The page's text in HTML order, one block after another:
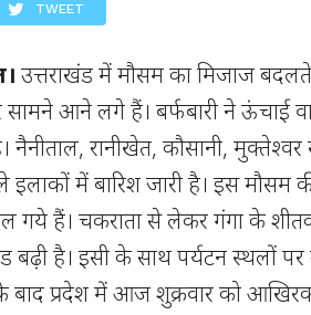
TWEET
उत्तराखंड में मौसम का मिजाज बदलते
आने लगे हैं। बर्फबारी ने ऊंचाई
रानीखेत, कौसानी,
इलाकों में बारिश जारी है। इस मौसम
गये हैं। चकराता से लेकर गंगा के
बढ़ी है। इसी के साथ पर्यटन स्थलों
प्रदेश में आज शुक्रवार को